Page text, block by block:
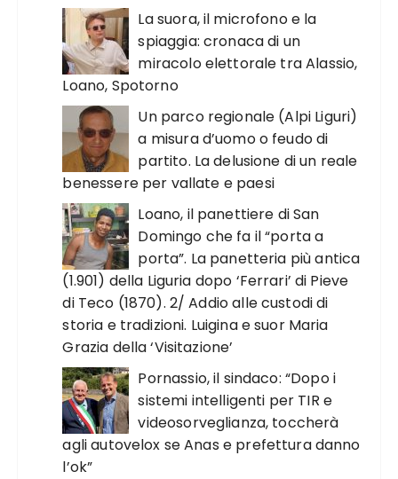
La suora, il microfono e la
spiaggia: cronaca di un
miracolo elettorale tra Alassio,
Loano, Spotorno
Un parco regionale (Alpi Liguri)
a misura d’uomo o feudo di
partito. La delusione di un reale
benessere per vallate e paesi
Loano, il panettiere di San
Domingo che fa il “porta a
porta”. La panetteria più antica
(1.901) della Liguria dopo ‘Ferrari’ di Pieve
di Teco (1870). 2/ Addio alle custodi di
storia e tradizioni. Luigina e suor Maria
Grazia della ‘Visitazione’
Pornassio, il sindaco: “Dopo i
sistemi intelligenti per TIR e
videosorveglianza, toccherà
agli autovelox se Anas e prefettura danno
l’ok”